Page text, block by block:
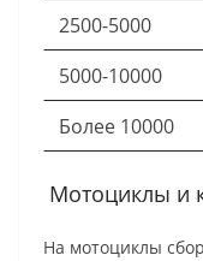
2500-5000
5000-10000
Более 10000
Мотоциклы и
На мотоциклы